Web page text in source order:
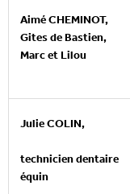
Aimé CHEMINOT,
Gites de Bastien,
Marc et Lilou
Julie COLIN,
technicien dentaire
équin